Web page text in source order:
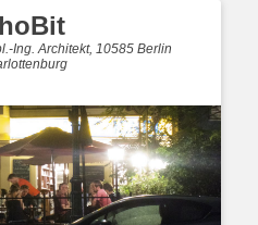
Ing. Architekt, 10585 Berlin